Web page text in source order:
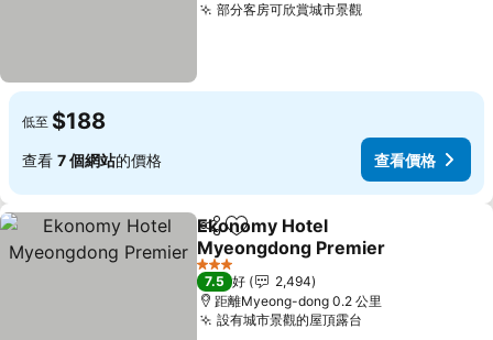
部分客房可欣賞城市景觀查看價格
低至 $188
查看 7 個網站的價格 查看價格
分享 放到收藏夾
Ekonomy Hotel
Myeongdong Premier
查看價格
3 星級
7.5 好
2,494
距離Myeong-dong 0.2 公里
設有城市景觀的屋頂露台